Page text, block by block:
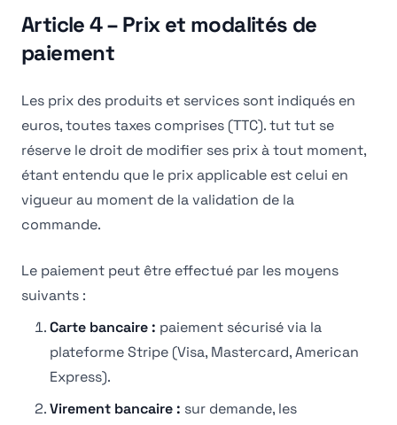
Article 4 – Prix et modalités de
paiement
Les prix des produits et services sont indiqués en
euros, toutes taxes comprises (TTC). tut tut se
réserve le droit de modifier ses prix à tout moment,
étant entendu que le prix applicable est celui en
vigueur au moment de la validation de la
commande.
Le paiement peut être effectué par les moyens
suivants :
Carte bancaire : paiement sécurisé via la
plateforme Stripe (Visa, Mastercard, American
Express).
Virement bancaire : sur demande, les